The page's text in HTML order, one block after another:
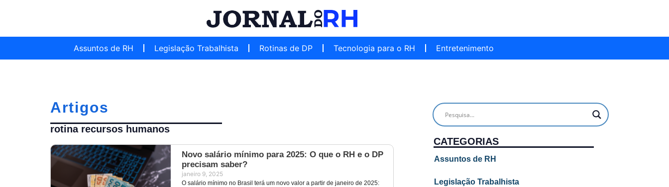
Assuntos de RH Legislação Trabalhista Rotinas de DP Tecnologia para o RH Entretenimento
Artigos
rotina recursos humanos
Novo salário mínimo para 2025: O que o RH e o DP
precisam saber?
janeiro 9, 2025
O salário mínimo no Brasil terá um novo valor a partir de janeiro de 2025:
CATEGORIAS
Assuntos de RH
Legislação Trabalhista